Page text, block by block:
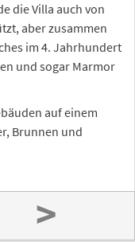
die Villa auch von
aber zusammen
im 4. Jahrhundert
und sogar Marmor
auf einem
Brunnen und
>